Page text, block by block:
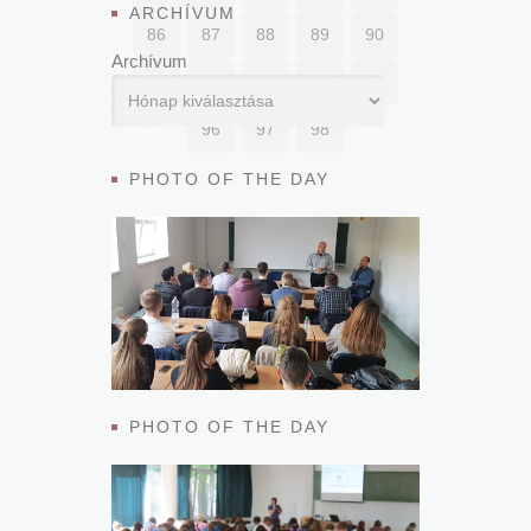
86 87 88 89 90
96 97 98
ARCHÍVUM
Archívum
PHOTO OF THE DAY
PHOTO OF THE DAY